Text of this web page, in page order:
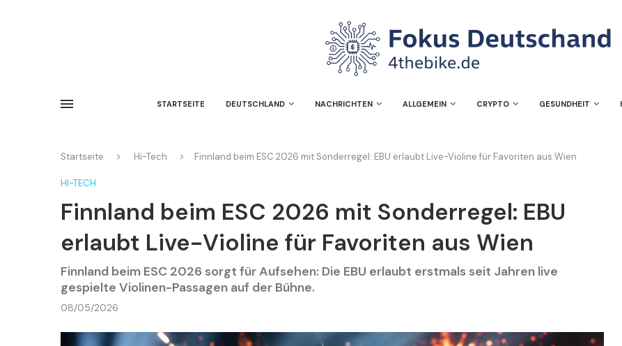
STARTSEITE DEUTSCHLAND NACHRICHTEN ALLGEMEIN CRYPTO GESUNDHEIT
Startseite Hi-Tech Finnland beim ESC 2026 mit Sonderregel: EBU erlaubt Live-Violine für Favoriten aus Wien
HI-TECH
Finnland beim ESC 2026 mit Sonderregel: EBU
erlaubt Live-Violine für Favoriten aus Wien
Finnland beim ESC 2026 sorgt für Aufsehen: Die EBU erlaubt erstmals seit Jahren live
gespielte Violinen-Passagen auf der Bühne.
08/05/2026